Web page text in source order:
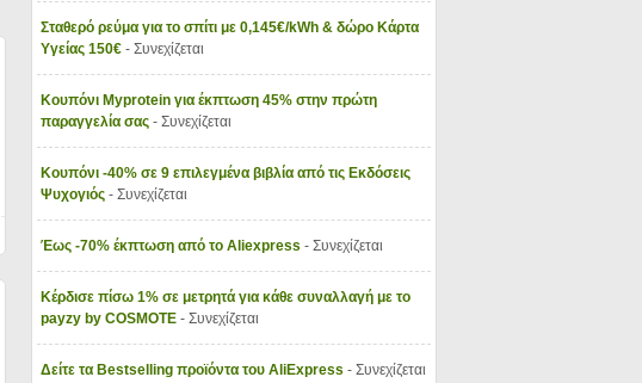
Σταθερό ρεύμα για το σπίτι με 0,145€/kWh & δώρο Κάρτα
Υγείας 150€ - Συνεχίζεται
Κουπόνι Myprotein για έκπτωση 45% στην πρώτη
παραγγελία σας - Συνεχίζεται
Κουπόνι -40% σε 9 επιλεγμένα βιβλία από τις Εκδόσεις
Ψυχογιός - Συνεχίζεται
Έως -70% έκπτωση από το Aliexpress - Συνεχίζεται
Κέρδισε πίσω 1% σε μετρητά για κάθε συναλλαγή με το
payzy by COSMOTE - Συνεχίζεται
Δείτε τα Bestselling προϊόντα του AliExpress - Συνεχίζεται